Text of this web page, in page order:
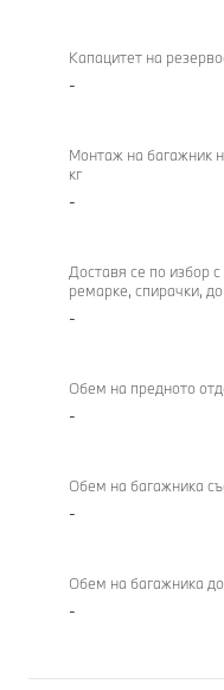
Капацитет на
-
Монтаж на багажник
кг
-
Доставя се по избор
ремарке, спирачки, до
-
Обем на предното
-
Обем на багажника
-
Обем на багажника
-